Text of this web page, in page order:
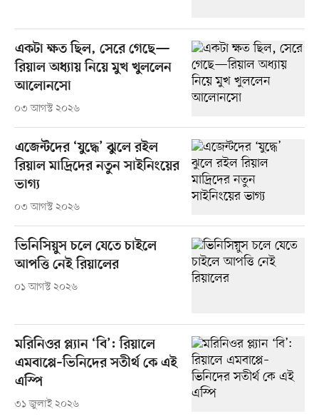
একটা ক্ষত ছিল, সেরে গেছে—
রিয়াল অধ্যায় নিয়ে মুখ খুললেন
আলোনসো
০৩ আগস্ট ২০২৬
এজেন্টদের ‘যুদ্ধে’ ঝুলে রইল
রিয়াল মাদ্রিদের নতুন সাইনিংয়ের
ভাগ্য
০৩ আগস্ট ২০২৬
ভিনিসিয়ুস চলে যেতে চাইলে
আপত্তি নেই রিয়ালের
০১ আগস্ট ২০২৬
মরিনিওর প্ল্যান ‘বি’: রিয়ালে
এমবাপ্পে–ভিনিদের সতীর্থ কে এই
এস্পি
৩১ জুলাই ২০২৬